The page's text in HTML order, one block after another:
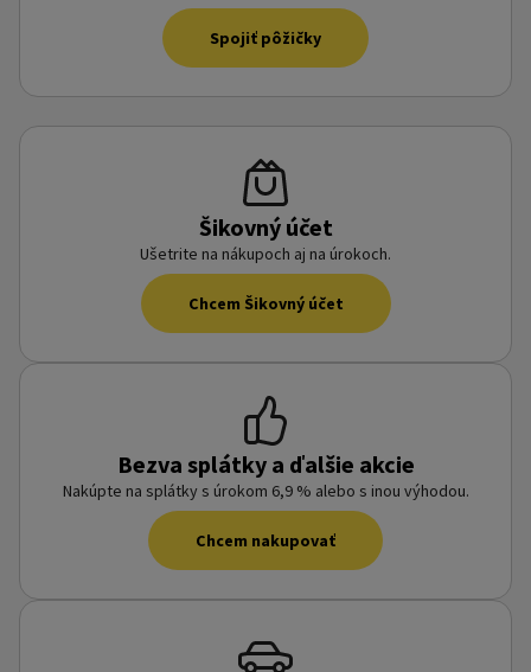
Spojiť pôžičky
Šikovný účet
Ušetrite na nákupoch aj na úrokoch.
Chcem Šikovný účet
Bezva splátky a ďalšie akcie
Nakúpte na splátky s úrokom 6,9 % alebo s inou výhodou.
Chcem nakupovať